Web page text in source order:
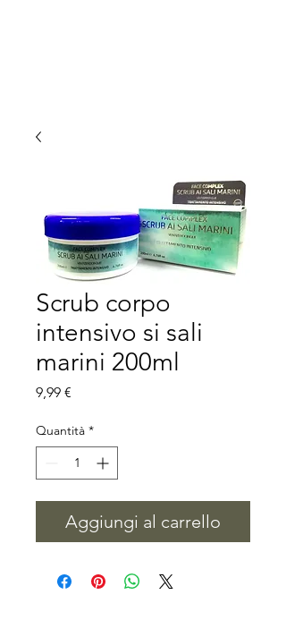
Scrub corpo
intensivo si sali
marini 200ml
9,99 €
Quantità *
Aggiungi al carrello